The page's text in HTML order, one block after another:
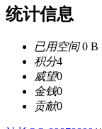
统计信息
已用空间0 B
积分4
威望0
金钱0
贡献0